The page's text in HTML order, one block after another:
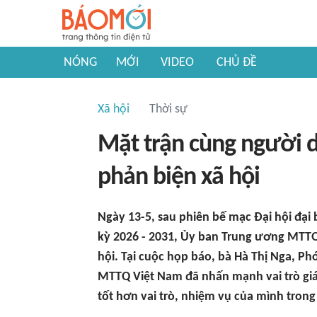
NÓNG MỚI VIDEO CHỦ ĐỀ
Xã hội Thời sự
Mặt trận cùng người
phản biện xã hội
Ngày 13-5, sau phiên bế mạc Đại hội
kỳ 2026 - 2031, Ủy ban Trung ương
hội. Tại cuộc họp báo, bà Hà Thị Nga,
MTTQ Việt Nam đã nhấn mạnh vai trò
tốt hơn vai trò, nhiệm vụ của mình